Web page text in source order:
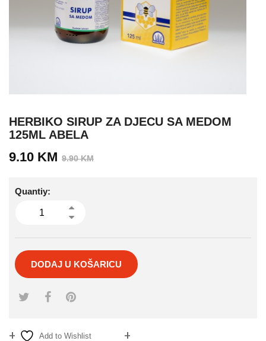
HERBIKO SIRUP ZA DJECU SA MEDOM
125ML ABELA
9.90KMIzvorna
9.10 KM
Trenutna
Quantiy:
DODAJ U KOŠARICU
Add to Wishlist